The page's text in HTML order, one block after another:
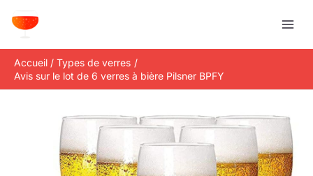
Accueil
Types de verres
Avis sur le lot de 6 verres à bière Pilsner BPFY
e
c
h
e